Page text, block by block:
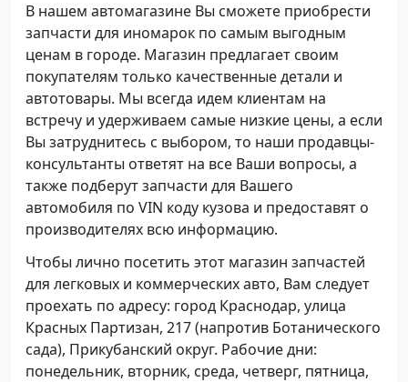
В нашем автомагазине Вы сможете приобрести
запчасти для иномарок по самым выгодным
ценам в городе. Магазин предлагает своим
покупателям только качественные детали и
автотовары. Мы всегда идем клиентам на
встречу и удерживаем самые низкие цены, а если
Вы затруднитесь с выбором, то наши продавцы-
консультанты ответят на все Ваши вопросы, а
также подберут запчасти для Вашего
автомобиля по VIN коду кузова и предоставят о
производителях всю информацию.
Чтобы лично посетить этот магазин запчастей
для легковых и коммерческих авто, Вам следует
проехать по адресу: город Краснодар, улица
Красных Партизан, 217 (напротив Ботанического
сада), Прикубанский округ. Рабочие дни:
понедельник, вторник, среда, четверг, пятница,